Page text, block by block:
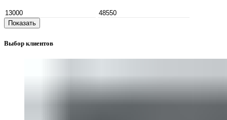
Показать
Выбор клиентов